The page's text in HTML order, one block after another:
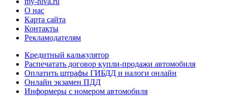
О нас
Карта сайта
Контакты
Рекламодателям
Кредитный калькулятор
Распечатать договор купли-продажи автомобиля
Оплатить штрафы ГИБДД и налоги онлайн
Онлайн экзамен ПДД
Информеры с номером автомобиля